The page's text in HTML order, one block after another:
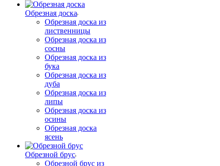
Обрезная доска
Обрезная доска из
лиственницы
Обрезная доска из
сосны
Обрезная доска из
бука
Обрезная доска из
дуба
Обрезная доска из
липы
Обрезная доска из
осины
Обрезная доска
ясень
Обрезной брус
Обрезной брус из